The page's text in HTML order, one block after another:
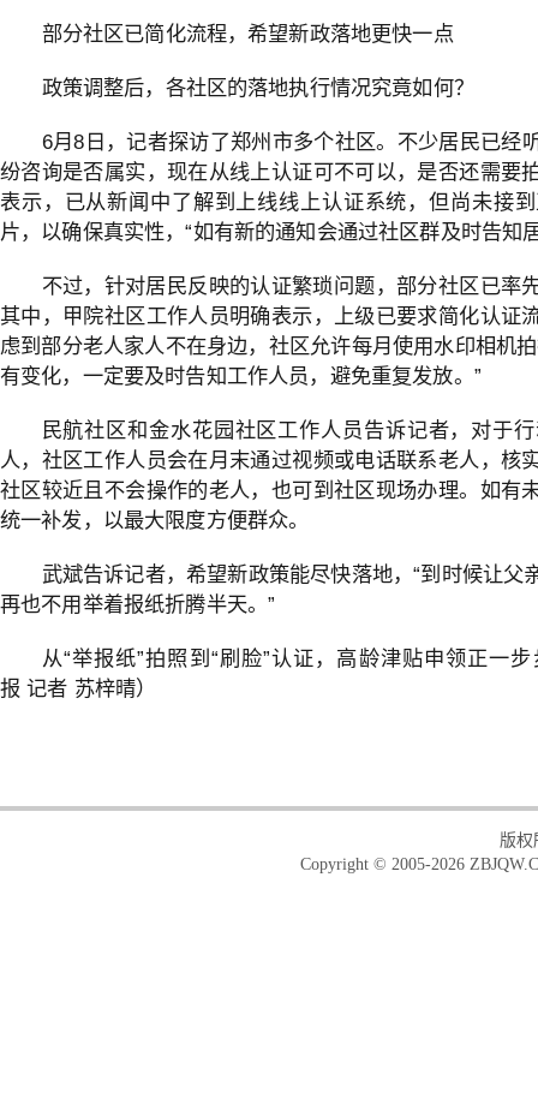
部分社区已简化流程，希望新政落地更快一点
政策调整后，各社区的落地执行情况究竟如何？
6月8日，记者探访了郑州市多个社区。不少居民已经
纷咨询是否属实，现在从线上认证可不可以，是否还需要
表示，已从新闻中了解到上线线上认证系统，但尚未接
片，以确保真实性，“如有新的通知会通过社区群及时告知
不过，针对居民反映的认证繁琐问题，部分社区已率
其中，甲院社区工作人员明确表示，上级已要求简化认证
虑到部分老人家人不在身边，社区允许每月使用水印相机
有变化，一定要及时告知工作人员，避免重复发放。”
民航社区和金水花园社区工作人员告诉记者，对于
人，社区工作人员会在月末通过视频或电话联系老人，核
社区较近且不会操作的老人，也可到社区现场办理。如有
统一补发，以最大限度方便群众。
武斌告诉记者，希望新政策能尽快落地，“到时候让父
再也不用举着报纸折腾半天。”
从“举报纸”拍照到“刷脸”认证，高龄津贴申领正一
报记者 苏梓晴）
版权
Copyright © 2005-2026